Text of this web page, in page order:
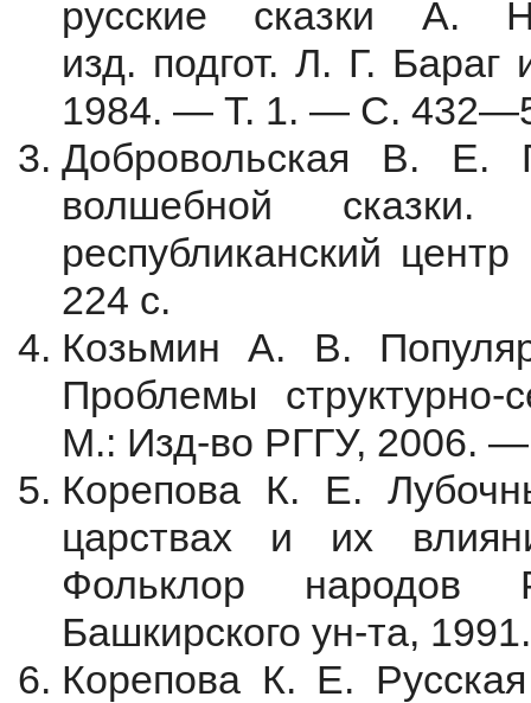
русские сказки
изд. подгот. Л. Г.
1984. — Т. 1. — С.
Добровольская В. Е.
волшебной
республиканский
224 с.
Козьмин А. В.
Проблемы структурно-
М.: Изд-во РГГУ, 2006.
Корепова К. Е.
царствах и их
Фольклор
Башкирского ун-та,
Корепова К. Е.